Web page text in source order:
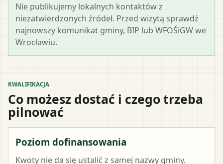
Nie publikujemy lokalnych kontaktów z
niezatwierdzonych źródeł. Przed wizytą sprawdź
najnowszy komunikat gminy, BIP lub WFOŚiGW we
Wrocławiu.
KWALIFIKACJA
Co możesz dostać i czego trzeba
pilnować
Poziom dofinansowania
Kwoty nie da się ustalić z samej nazwy gminy.